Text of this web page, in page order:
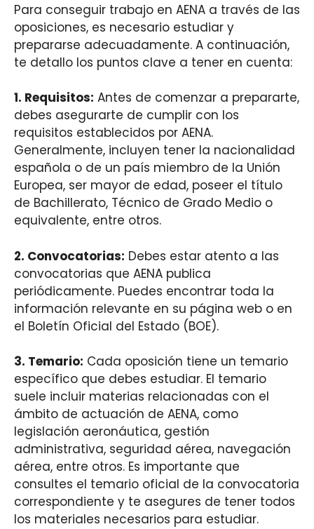
Para conseguir trabajo en AENA a través de las
oposiciones, es necesario estudiar y
prepararse adecuadamente. A continuación,
te detallo los puntos clave a tener en cuenta:
1. Requisitos: Antes de comenzar a prepararte,
debes asegurarte de cumplir con los
requisitos establecidos por AENA.
Generalmente, incluyen tener la nacionalidad
española o de un país miembro de la Unión
Europea, ser mayor de edad, poseer el título
de Bachillerato, Técnico de Grado Medio o
equivalente, entre otros.
2. Convocatorias: Debes estar atento a las
convocatorias que AENA publica
periódicamente. Puedes encontrar toda la
información relevante en su página web o en
el Boletín Oficial del Estado (BOE).
3. Temario: Cada oposición tiene un temario
específico que debes estudiar. El temario
suele incluir materias relacionadas con el
ámbito de actuación de AENA, como
legislación aeronáutica, gestión
administrativa, seguridad aérea, navegación
aérea, entre otros. Es importante que
consultes el temario oficial de la convocatoria
correspondiente y te asegures de tener todos
los materiales necesarios para estudiar.